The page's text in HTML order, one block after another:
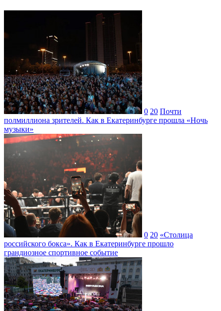
0 20 Почти
полмиллиона зрителей. Как в Екатеринбурге прошла «Ночь
музыки»
0 20 «Столица
российского бокса». Как в Екатеринбурге прошло
грандиозное спортивное событие